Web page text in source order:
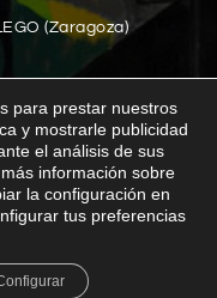
(Zaragoza)
Política de cookies
Transparencia
para prestar nuestros
y mostrarle publicidad
el análisis de sus
información sobre
la configuración en
tus preferencias